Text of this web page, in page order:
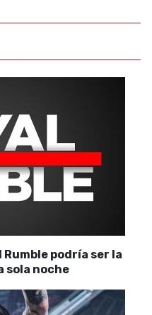
Rumble podría ser la
sola noche